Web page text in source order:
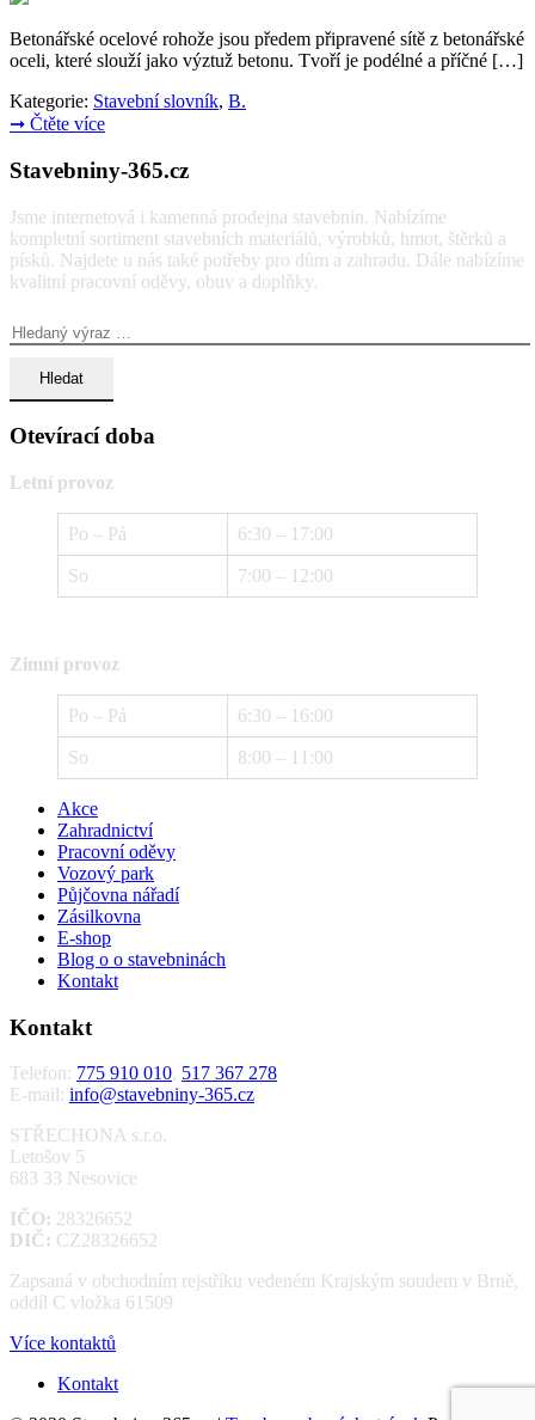
Betonářské ocelové rohože jsou předem připravené sítě z betonářské
oceli, které slouží jako výztuž betonu. Tvoří je podélné a příčné […]
Kategorie: Stavební slovník, B.
➞ Čtěte více
Stavebniny-365.cz
Jsme internetová i kamenná prodejna stavebnin. Nabízíme
kompletní sortiment stavebních materiálů, výrobků, hmot, štěrků a
písků. Najdete u nás také potřeby pro dům a zahradu. Dále nabízíme
kvalitní pracovní oděvy, obuv a doplňky.
Otevírací doba
Letní provoz
Po – Pá 6:30 – 17:00
So 7:00 – 12:00
Zimní provoz
Po – Pá 6:30 – 16:00
So 8:00 – 11:00
Akce
Zahradnictví
Pracovní oděvy
Vozový park
Půjčovna nářadí
Zásilkovna
E-shop
Blog o o stavebninách
Kontakt
Kontakt
Telefon: 775 910 010, 517 367 278
E-mail: info@stavebniny-365.cz
STŘECHONA s.r.o.
Letošov 5
683 33 Nesovice
IČO: 28326652
DIČ: CZ28326652
Zapsaná v obchodním rejstříku vedeném Krajským soudem v Brně,
oddíl C vložka 61509
Více kontaktů
Kontakt